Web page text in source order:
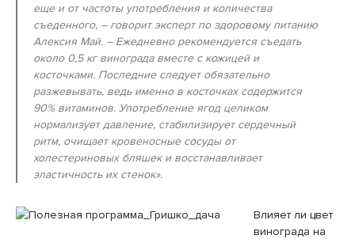
еще и от частоты употребления и количества
съеденного, – говорит эксперт по здоровому питанию
Алексия Май. – Ежедневно рекомендуется съедать
около 0,5 кг винограда вместе с кожицей и
косточками. Последние следует обязательно
разжевывать, ведь именно в косточках содержится
90% витаминов. Употребление ягод целиком
нормализует давление, стабилизирует сердечный
ритм, очищает кровеносные сосуды от
холестериновых бляшек и восстанавливает
эластичность их стенок».
Влияет ли цвет
винограда на